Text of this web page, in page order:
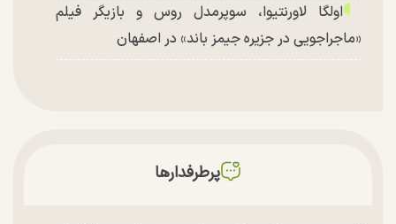
اولگا لاورنتیوا، سوپرمدل روس و بازیگر فیلم
«ماجراجویی در جزیره جیمز باند» در اصفهان
پرطرفدارها